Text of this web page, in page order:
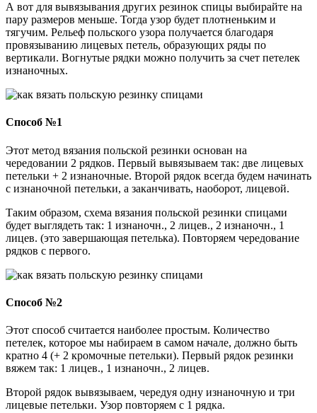
А вот для вывязывания других резинок спицы выбирайте на
пару размеров меньше. Тогда узор будет плотненьким и
тягучим. Рельеф польского узора получается благодаря
провязыванию лицевых петель, образующих ряды по
вертикали. Вогнутые рядки можно получить за счет петелек
изнаночных.
Способ №1
Этот метод вязания польской резинки основан на
чередовании 2 рядков. Первый вывязываем так: две лицевых
петельки + 2 изнаночные. Второй рядок всегда будем начинать
с изнаночной петельки, а заканчивать, наоборот, лицевой.
Таким образом, схема вязания польской резинки спицами
будет выглядеть так: 1 изнаночн., 2 лицев., 2 изнаночн., 1
лицев. (это завершающая петелька). Повторяем чередование
рядков с первого.
Способ №2
Этот способ считается наиболее простым. Количество
петелек, которое мы набираем в самом начале, должно быть
кратно 4 (+ 2 кромочные петельки). Первый рядок резинки
вяжем так: 1 лицев., 1 изнаночн., 2 лицев.
Второй рядок вывязываем, чередуя одну изнаночную и три
лицевые петельки. Узор повторяем с 1 рядка.